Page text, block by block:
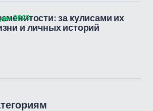
за кулисами их
и личных историй
2025